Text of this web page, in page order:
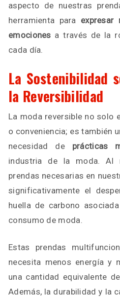
aspecto de nuestras
herramienta para expresar
emociones a través de la
cada día.
La Sostenibilidad
la Reversibilidad
La moda reversible no solo
o conveniencia; es también
necesidad de prácticas
industria de la moda. Al
prendas necesarias en
significativamente el
huella de carbono
consumo de moda.
Estas prendas
necesita menos energía y
una cantidad equivalente
Además, la durabilidad y la